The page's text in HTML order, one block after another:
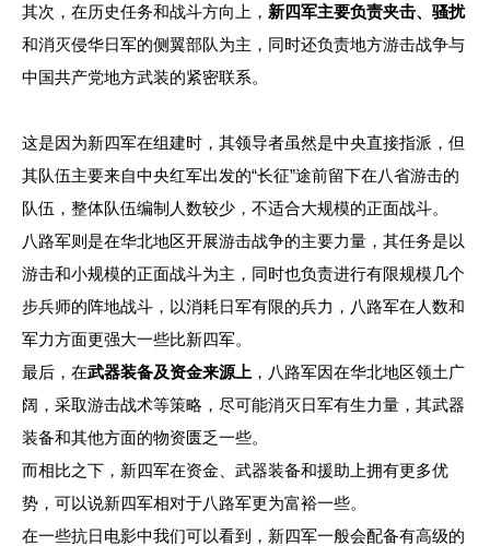
其次，在历史任务和战斗方向上， 新四军主要负责夹击、骚扰
和消灭侵华日军的侧翼部队为主，同时还负责地方游击战争与
中国共产党地方武装的紧密联系。
这是因为新四军在组建时，其领导者虽然是中央直接指派，但
其队伍主要来自中央红军出发的“长征”途前留下在八省游击的
队伍，整体队伍编制人数较少，不适合大规模的正面战斗。
八路军则是在华北地区开展游击战争的主要力量，其任务是以
游击和小规模的正面战斗为主，同时也负责进行有限规模几个
步兵师的阵地战斗，以消耗日军有限的兵力，八路军在人数和
军力方面更强大一些比新四军。
最后，在武器装备及资金来源上 ，八路军因在华北地区领土广
阔，采取游击战术等策略，尽可能消灭日军有生力量，其武器
装备和其他方面的物资匮乏一些。
而相比之下，新四军在资金、武器装备和援助上拥有更多优
势，可以说新四军相对于八路军更为富裕一些。
在一些抗日电影中我们可以看到，新四军一般会配备有高级的